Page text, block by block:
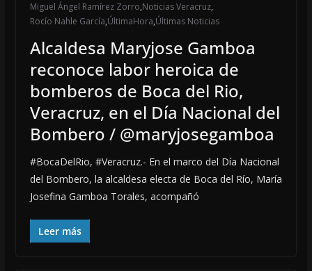
Miguel Ángel Ramírez Zorro,Noticias Veracruz,
Rocío Nahle García,ÚltimaHora,Últimas Noticias
Alcaldesa Maryjose Gamboa
reconoce labor heroica de
bomberos de Boca del Rio,
Veracruz, en el Día Nacional del
Bombero / @maryjosegamboa
#BocaDelRio, #Veracruz.- En el marco del Día Nacional
del Bombero, la alcaldesa electa de Boca del Río, María
Josefina Gamboa Torales, acompañó
Leer más